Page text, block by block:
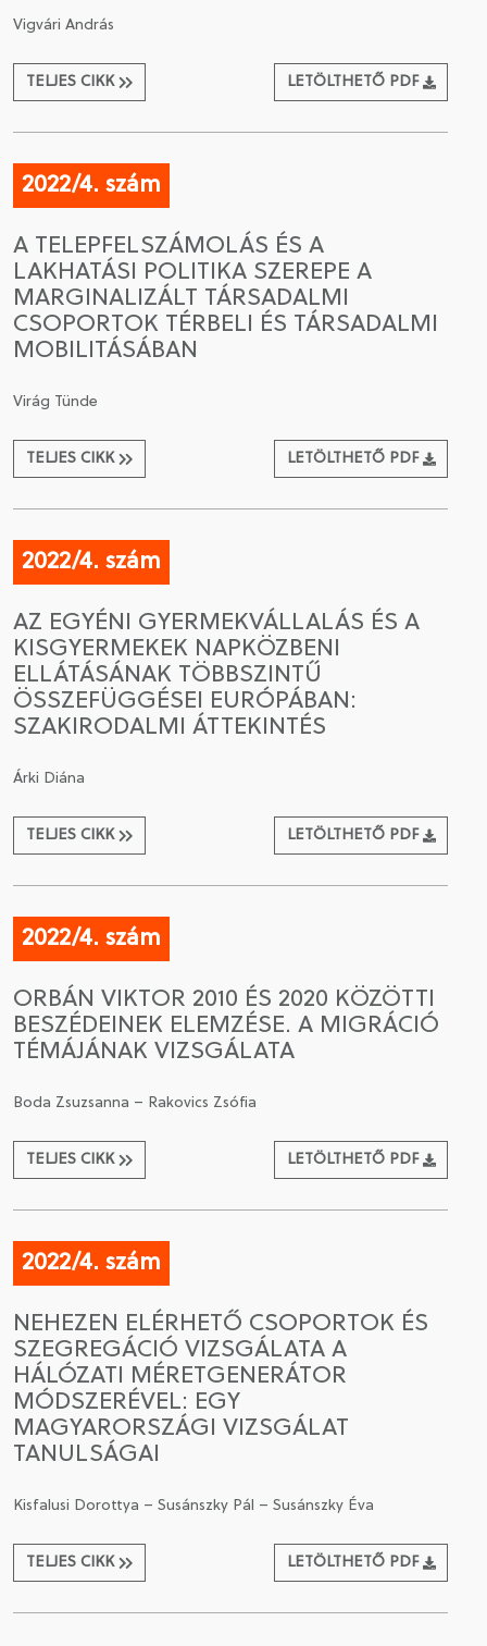
Vigvári András
TELJES CIKK LETÖLTHETŐ PDF
2022/4. szám
A TELEPFELSZÁMOLÁS ÉS A
LAKHATÁSI POLITIKA SZEREPE A
MARGINALIZÁLT TÁRSADALMI
CSOPORTOK TÉRBELI ÉS TÁRSADALMI
MOBILITÁSÁBAN
Virág Tünde
TELJES CIKK LETÖLTHETŐ PDF
2022/4. szám
AZ EGYÉNI GYERMEKVÁLLALÁS ÉS A
KISGYERMEKEK NAPKÖZBENI
ELLÁTÁSÁNAK TÖBBSZINTŰ
ÖSSZEFÜGGÉSEI EURÓPÁBAN:
SZAKIRODALMI ÁTTEKINTÉS
Árki Diána
TELJES CIKK LETÖLTHETŐ PDF
2022/4. szám
ORBÁN VIKTOR 2010 ÉS 2020 KÖZÖTTI
BESZÉDEINEK ELEMZÉSE. A MIGRÁCIÓ
TÉMÁJÁNAK VIZSGÁLATA
Boda Zsuzsanna – Rakovics Zsófia
TELJES CIKK LETÖLTHETŐ PDF
2022/4. szám
NEHEZEN ELÉRHETŐ CSOPORTOK ÉS
SZEGREGÁCIÓ VIZSGÁLATA A
HÁLÓZATI MÉRETGENERÁTOR
MÓDSZERÉVEL: EGY
MAGYARORSZÁGI VIZSGÁLAT
TANULSÁGAI
Kisfalusi Dorottya – Susánszky Pál – Susánszky Éva
TELJES CIKK LETÖLTHETŐ PDF